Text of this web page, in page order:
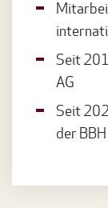
Seit
AG
Seit
der